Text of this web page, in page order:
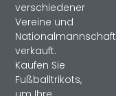
verschiedener
Vereine und
verkauft.
Kaufen Sie
Fußballtrikots,